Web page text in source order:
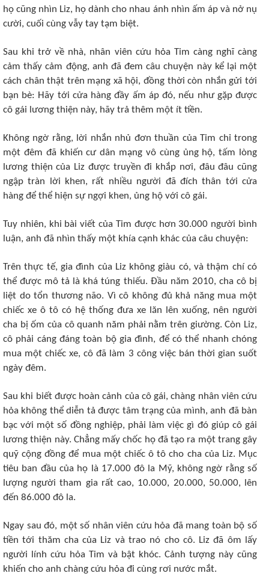
họ cũng nhìn Liz, họ dành cho nhau ánh nhìn ấm áp và nở nụ
cười, cuối cùng vẫy tay tạm biệt.
Sau khi trở về nhà, nhân viên cứu hỏa Tim càng nghĩ càng
cảm thấy cảm động, anh đã đem câu chuyện này kể lại một
cách chân thật trên mạng xã hội, đồng thời còn nhắn gửi tới
bạn bè: Hãy tới cửa hàng đầy ấm áp đó, nếu như gặp được
cô gái lương thiện này, hãy trả thêm một ít tiền.
Không ngờ rằng, lời nhắn nhủ đơn thuần của Tim chỉ trong
một đêm đã khiến cư dân mạng vô cùng ủng hộ, tấm lòng
lương thiện của Liz được truyền đi khắp nơi, đâu đâu cũng
ngập tràn lời khen, rất nhiều người đã đích thân tới cửa
hàng để thể hiện sự ngợi khen, ủng hộ với cô gái.
Tuy nhiên, khi bài viết của Tim được hơn 30.000 người bình
luận, anh đã nhìn thấy một khía cạnh khác của câu chuyện:
Trên thực tế, gia đình của Liz không giàu có, và thậm chí có
thể được mô tả là khá túng thiếu. Đầu năm 2010, cha cô bị
liệt do tổn thương não. Vì cô không đủ khả năng mua một
chiếc xe ô tô có hệ thống đưa xe lăn lên xuống, nên người
cha bị ốm của cô quanh năm phải nằm trên giường. Còn Liz,
cô phải cáng đáng toàn bộ gia đình, để có thể nhanh chóng
mua một chiếc xe, cô đã làm 3 công việc bán thời gian suốt
ngày đêm.
Sau khi biết được hoàn cảnh của cô gái, chàng nhân viên cứu
hỏa không thể diễn tả được tâm trạng của mình, anh đã bàn
bạc với một số đồng nghiệp, phải làm việc gì đó giúp cô gái
lương thiện này. Chẳng mấy chốc họ đã tạo ra một trang gây
quỹ cộng đồng để mua một chiếc ô tô cho cha của Liz. Mục
tiêu ban đầu của họ là 17.000 đô la Mỹ, không ngờ rằng số
lượng người tham gia rất cao, 10.000, 20.000, 50.000, lên
đến 86.000 đô la.
Ngay sau đó, một số nhân viên cứu hỏa đã mang toàn bộ số
tiền tới thăm cha của Liz và trao nó cho cô. Liz đã ôm lấy
người lính cứu hỏa Tim và bật khóc. Cảnh tượng này cũng
khiến cho anh chàng cứu hỏa đi cùng rơi nước mắt.